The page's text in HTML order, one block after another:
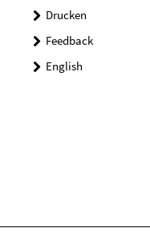
Drucken
Feedback
English